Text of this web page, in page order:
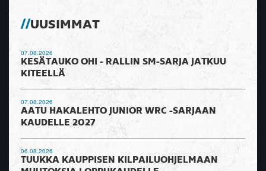
UUSIMMAT
07.08.2026
KESÄTAUKO OHI - RALLIN SM-SARJA JATKUU
KITEELLÄ
07.08.2026
AATU HAKALEHTO JUNIOR WRC -SARJAAN
KAUDELLE 2027
06.08.2026
TUUKKA KAUPPISEN KILPAILUOHJELMAAN